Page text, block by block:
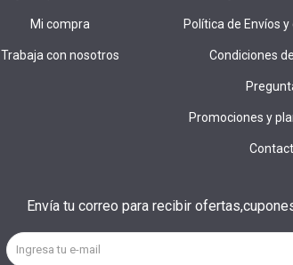
Mi compra
Trabaja con nosotros
Política de Envíos
Condiciones
Promociones y
Envía tu correo para recibir